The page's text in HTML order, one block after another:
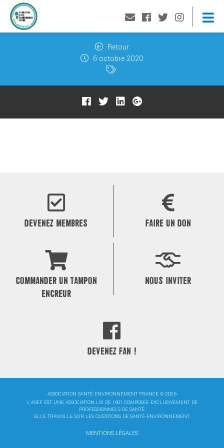
Retour
6 octobre 2020
DEVENEZ MEMBRES FAIRE UN DON
COMMANDER UN TAMPON
ENCREUR
NOUS INVITER
DEVENEZ FAN !
ASSOCIATION SANTÉ ENVIRONNEMENT FRANCE © 2026
L'ASEF EST UNE ASSOCIATION LOI DE 1901 COMPOSÉE EXCLUSIVEMENT DE
PROFESSIONNELS DE SANTÉ.
ELLE TRAVAILLE SUR LES QUESTIONS DE SANTÉ-ENVIRONNEMENT.
MENTIONS LÉGALES